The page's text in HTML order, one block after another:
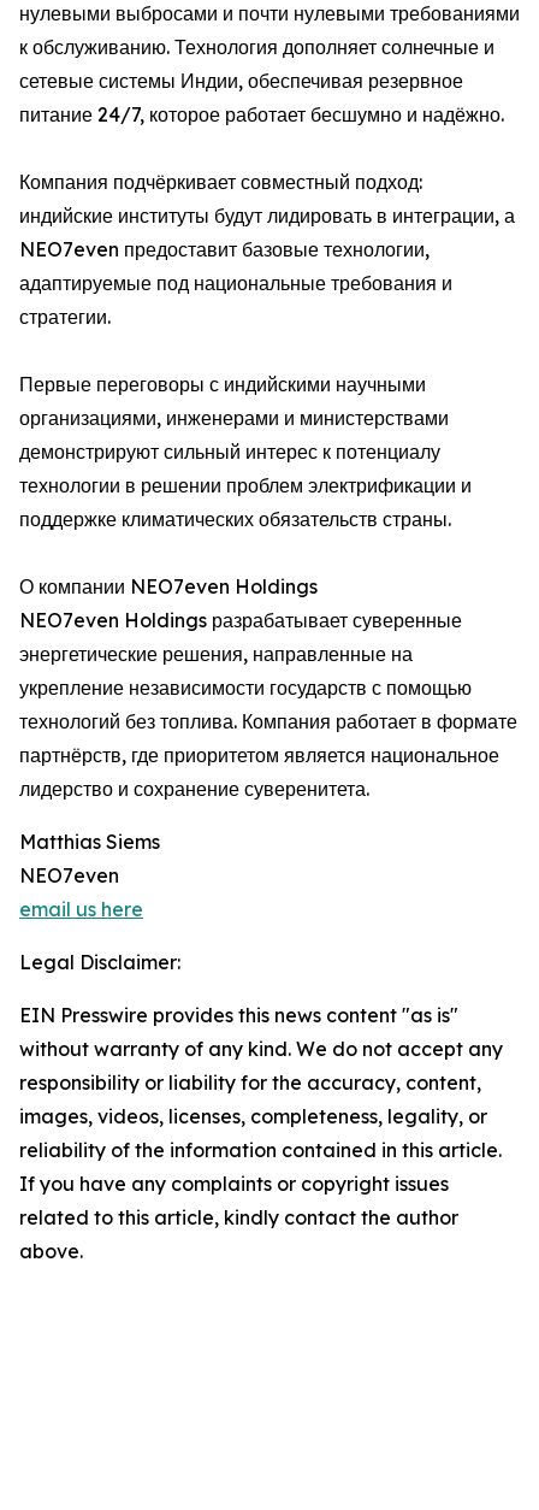
нулевыми выбросами и почти нулевыми требованиями
к обслуживанию. Технология дополняет солнечные и
сетевые системы Индии, обеспечивая резервное
питание 24/7, которое работает бесшумно и надёжно.
Компания подчёркивает совместный подход:
индийские институты будут лидировать в интеграции, а
NEO7even предоставит базовые технологии,
адаптируемые под национальные требования и
стратегии.
Первые переговоры с индийскими научными
организациями, инженерами и министерствами
демонстрируют сильный интерес к потенциалу
технологии в решении проблем электрификации и
поддержке климатических обязательств страны.
О компании NEO7even Holdings
NEO7even Holdings разрабатывает суверенные
энергетические решения, направленные на
укрепление независимости государств с помощью
технологий без топлива. Компания работает в формате
партнёрств, где приоритетом является национальное
лидерство и сохранение суверенитета.
Matthias Siems
NEO7even
email us here
Legal Disclaimer:
EIN Presswire provides this news content "as is"
without warranty of any kind. We do not accept any
responsibility or liability for the accuracy, content,
images, videos, licenses, completeness, legality, or
reliability of the information contained in this article.
If you have any complaints or copyright issues
related to this article, kindly contact the author
above.